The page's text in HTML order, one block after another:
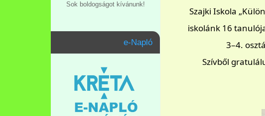
Szajki Iskola
iskolánk 16
3–4.
Szívből
Sok boldogságot kívánunk!
e-Napló